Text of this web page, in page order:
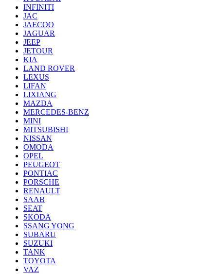
INFINITI
JAC
JAECOO
JAGUAR
JEEP
JETOUR
KIA
LAND ROVER
LEXUS
LIFAN
LIXIANG
MAZDA
MERCEDES-BENZ
MINI
MITSUBISHI
NISSAN
OMODA
OPEL
PEUGEOT
PONTIAC
PORSCHE
RENAULT
SAAB
SEAT
SKODA
SSANG YONG
SUBARU
SUZUKI
TANK
TOYOTA
VAZ